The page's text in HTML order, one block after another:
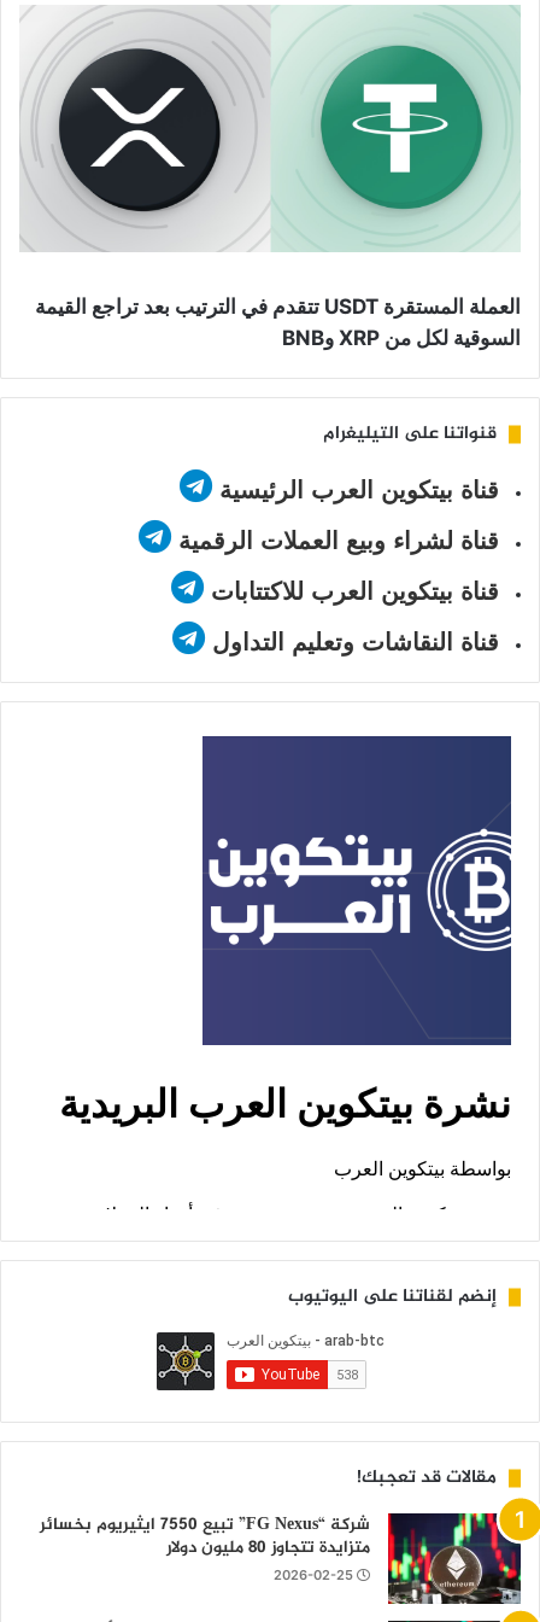
العملة المستقرة USDT تتقدم في الترتيب بعد تراجع القيمة
السوقية لكل من XRP وBNB
قنواتنا على التيليغرام
قناة بيتكوين العرب الرئيسية
قناة لشراء وبيع العملات الرقمية
قناة بيتكوين العرب للاكتتابات
قناة النقاشات وتعليم التداول
إنضم لقناتنا على اليوتيوب
مقالات قد تعجبك!
شركة “FG Nexus” تبيع 7550 ايثيريوم بخسائر
متزايدة تتجاوز 80 مليون دولار
2026-02-25